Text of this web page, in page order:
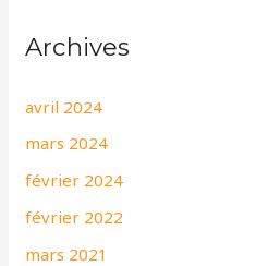
Archives
avril 2024
mars 2024
février 2024
février 2022
mars 2021